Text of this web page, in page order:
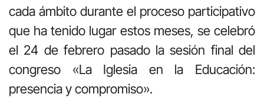
cada ámbito durante el proceso participativo
que ha tenido lugar estos meses, se celebró
el 24 de febrero pasado la sesión final del
congreso «La Iglesia en la Educación:
presencia y compromiso».